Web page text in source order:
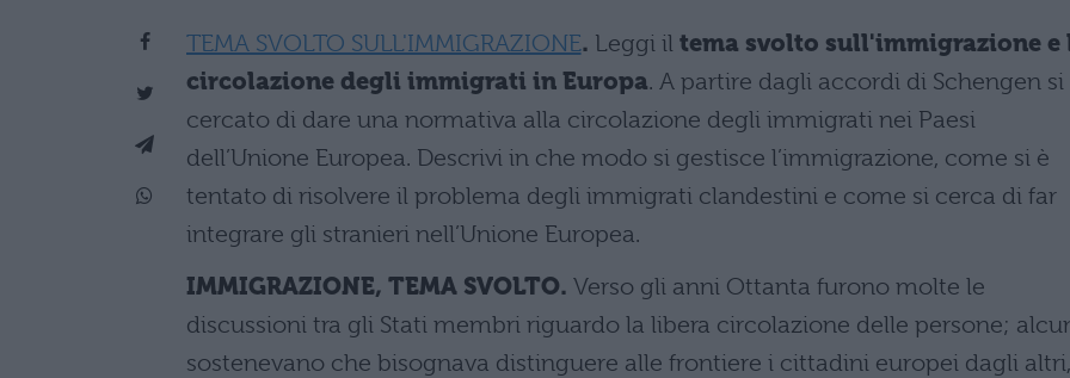
TEMA SVOLTO SULL'IMMIGRAZIONE. Leggi il tema svolto sull'immigrazione e
circolazione degli immigrati in Europa. A partire dagli accordi di Schengen si
cercato di dare una normativa alla circolazione degli immigrati nei Paesi
dell’Unione Europea. Descrivi in che modo si gestisce l’immigrazione, come si è
tentato di risolvere il problema degli immigrati clandestini e come si cerca di far
integrare gli stranieri nell’Unione Europea.
IMMIGRAZIONE, TEMA SVOLTO. Verso gli anni Ottanta furono molte le
discussioni tra gli Stati membri riguardo la libera circolazione delle persone;
sostenevano che bisognava distinguere alle frontiere i cittadini europei dagli altri,